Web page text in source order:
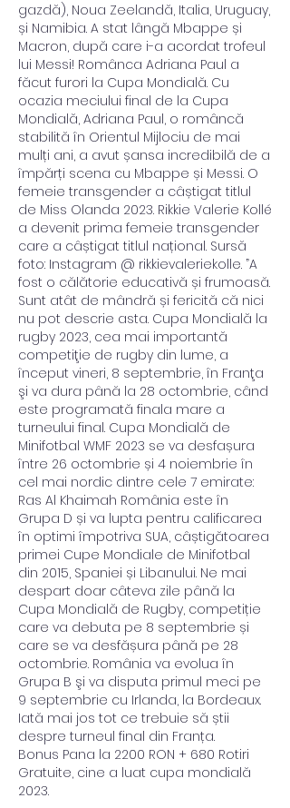
gazdă), Noua Zeelandă, Italia, Uruguay,
și Namibia. A stat lângă Mbappe și
Macron, după care i-a acordat trofeul
lui Messi! Românca Adriana Paul a
făcut furori la Cupa Mondială. Cu
ocazia meciului final de la Cupa
Mondială, Adriana Paul, o româncă
stabilită în Orientul Mijlociu de mai
mulți ani, a avut șansa incredibilă de a
împărți scena cu Mbappe și Messi. O
femeie transgender a câștigat titlul
de Miss Olanda 2023. Rikkie Valerie Kollé
a devenit prima femeie transgender
care a câștigat titlul național. Sursă
foto: Instagram @ rikkievaleriekolle. ”A
fost o călătorie educativă și frumoasă.
Sunt atât de mândră și fericită că nici
nu pot descrie asta. Cupa Mondială la
rugby 2023, cea mai importantă
competiţie de rugby din lume, a
început vineri, 8 septembrie, în Franţa
şi va dura până la 28 octombrie, când
este programată finala mare a
turneului final. Cupa Mondială de
Minifotbal WMF 2023 se va desfașura
între 26 octombrie și 4 noiembrie în
cel mai nordic dintre cele 7 emirate:
Ras Al Khaimah România este în
Grupa D și va lupta pentru calificarea
în optimi împotriva SUA, câștigătoarea
primei Cupe Mondiale de Minifotbal
din 2015, Spaniei și Libanului. Ne mai
despart doar câteva zile până la
Cupa Mondială de Rugby, competiție
care va debuta pe 8 septembrie și
care se va desfășura până pe 28
octombrie. România va evolua în
Grupa B şi va disputa primul meci pe
9 septembrie cu Irlanda, la Bordeaux.
Iată mai jos tot ce trebuie să știi
despre turneul final din Franța.
Bonus Pana la 2200 RON + 680 Rotiri
Gratuite, cine a luat cupa mondială
2023.